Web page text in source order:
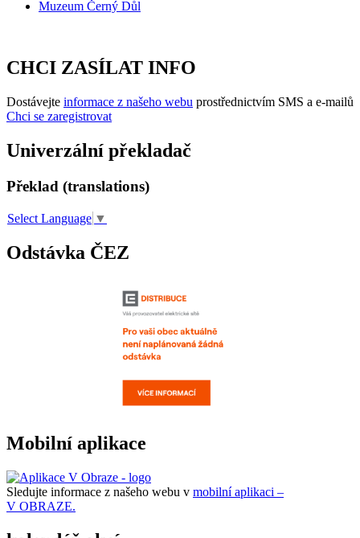
Muzeum Černý Důl
CHCI ZASÍLAT INFO
Dostávejte informace z našeho webu prostřednictvím SMS a e-mailů
Chci se zaregistrovat
Univerzální překladač
Překlad (translations)
Select Language ▼
Odstávka ČEZ
Mobilní aplikace
Sledujte informace z našeho webu v mobilní aplikaci –
V OBRAZE.